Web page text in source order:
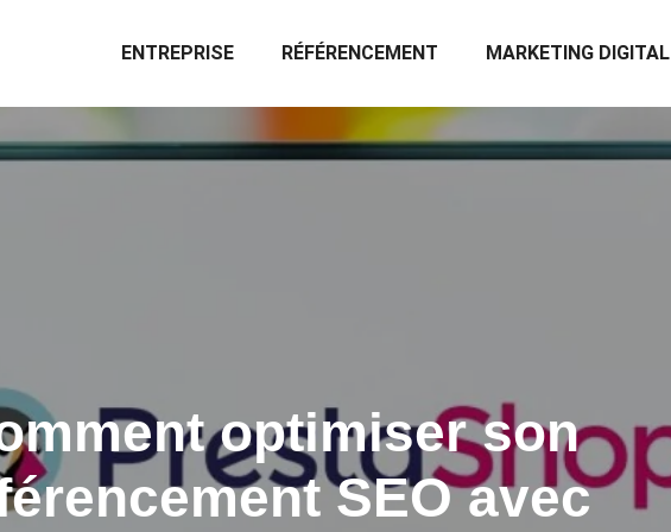
ENTREPRISE RÉFÉRENCEMENT MARKETING DIGITAL
optimiser son
SEO avec